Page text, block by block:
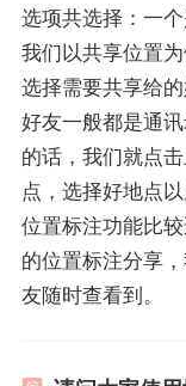
选项共选择：一
我们以共享位置
选择需要共享给
好友一般都是通
的话，我们就点
点，选择好地点
位置标注功能比
的位置标注分享
友随时查看到。